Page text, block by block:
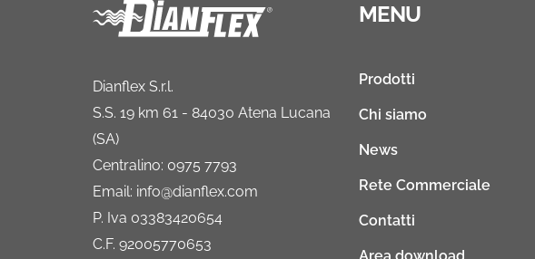
Dianflex S.r.l.
S.S. 19 km 61 - 84030 Atena Lucana
(SA)
Centralino: 0975 7793
Email: info@dianflex.com
P. Iva 03383420654
C.F. 92005770653
MENU
Prodotti
Chi siamo
News
Rete Commerciale
Contatti